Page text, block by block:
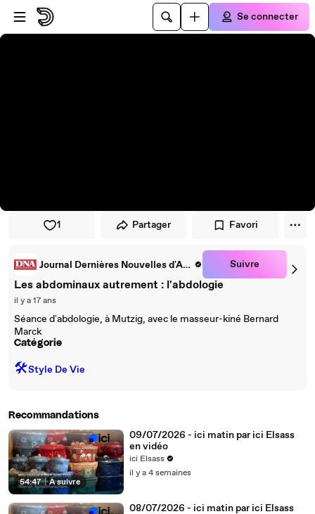
Passer au player
Passer au contenu principal
Se connecter
1 Partager Favori
Journal Dernières Nouvelles d'Alsace Suivre
Les abdominaux autrement : l'abdologie
il y a 17 ans
Séance d'abdologie, à Mutzig, avec le masseur-kiné Bernard
Marck
Catégorie
🛠️Style De Vie
Recommandations
54:47 | À suivre
09/07/2026 - ici matin par ici Elsass
en vidéo
ici Elsass
il y a 4 semaines
08/07/2026 - ici matin par ici Elsass